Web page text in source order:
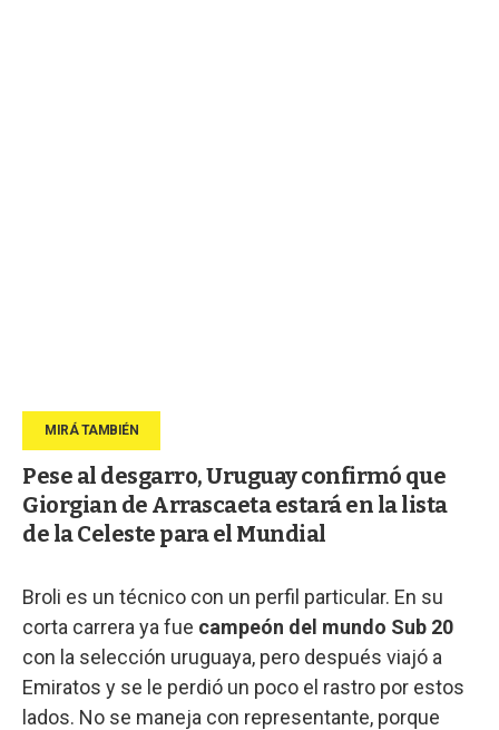
Pese al desgarro, Uruguay confirmó que
Giorgian de Arrascaeta estará en la lista
de la Celeste para el Mundial
Broli es un técnico con un perfil particular. En su
corta carrera ya fue campeón del mundo Sub 20
con la selección uruguaya, pero después viajó a
Emiratos y se le perdió un poco el rastro por estos
lados. No se maneja con representante, porque